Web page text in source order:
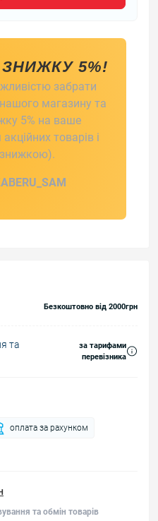
5%!
забрати
магазину та
5% на ваше
товарів і
знижкою).
Безкоштовно від 2000грн
та
за тарифами
перевізника
оплата за рахунком
та обмін товарів